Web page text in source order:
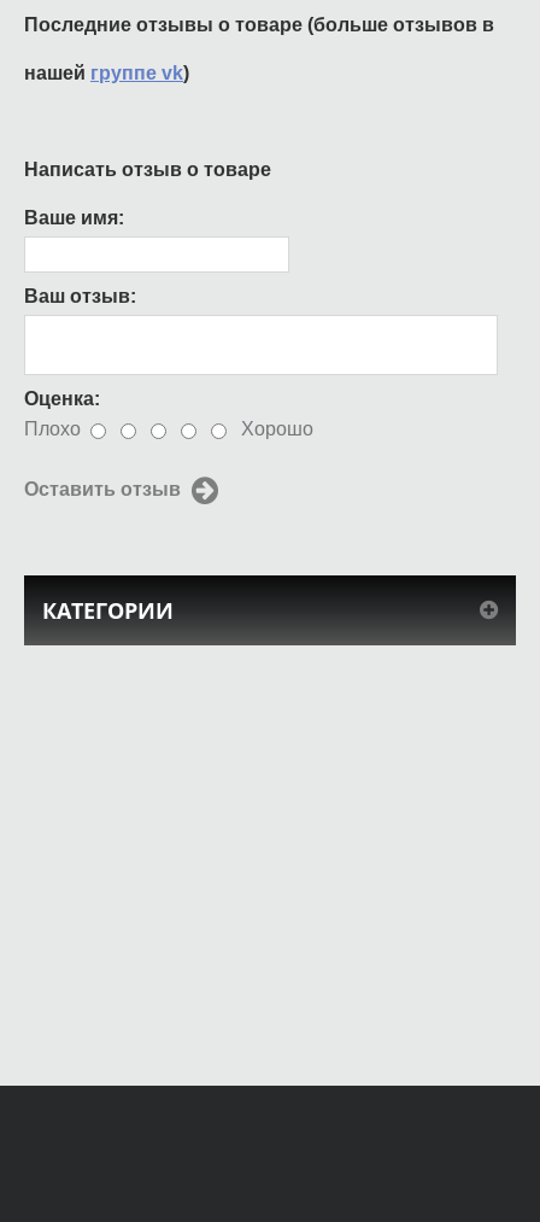
Последние отзывы о товаре (больше отзывов в
нашей группе vk)
Написать отзыв о товаре
Ваше имя:
Ваш отзыв:
Оценка:
Плохо
Хорошо
Оставить отзыв
КАТЕГОРИИ